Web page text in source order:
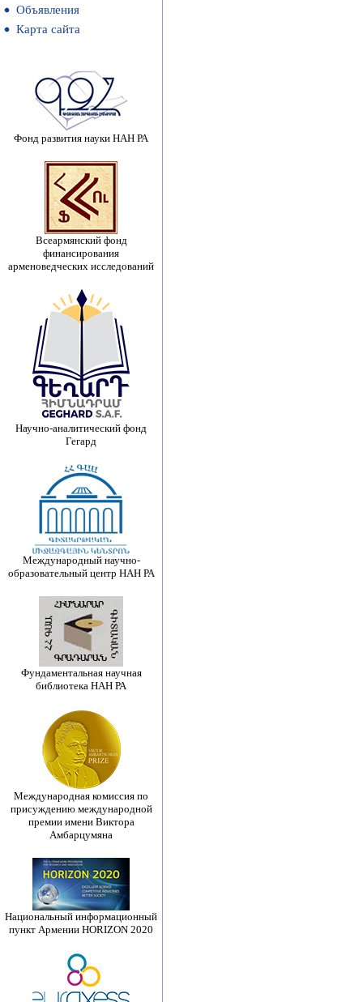
Объявления
Карта сайта
Фонд развития науки НАН РА
Всеармянский фонд
финансирования
арменоведческих исследований
Научно-аналитический фонд
Гегард
Международный научно-
образовательный центр НАН РА
Фундаментальная научная
библиотека НАН РА
Международная комиссия по
присуждению международной
премии имени Виктора
Амбарцумяна
Национальный информационный
пункт Армении HORIZON 2020